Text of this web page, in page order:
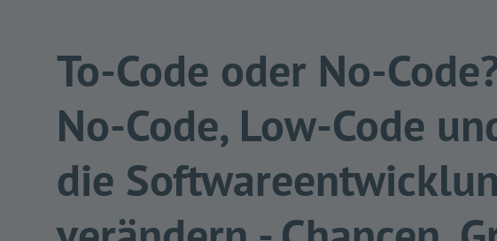
To-Code oder No-
No-Code, Low-Code
die